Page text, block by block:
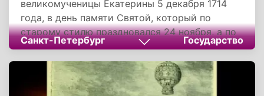
великомученицы Екатерины 5 декабря 1714
года, в день памяти Святой, который по
старому стилю праздновался 24 ноября, а по
правилам Русской Православной церкви
празднуется в настоящее время 7 декабря по
новому стилю. Орден стал высшей наградой
для дам, а также для поощрения заслуг их
Санкт-Петербург Государство